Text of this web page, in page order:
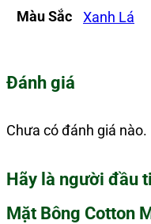
Màu Sắc Xanh Lá
Đánh giá
Chưa có đánh giá nào.
Hãy là người đầu
Mặt Bông Cotton